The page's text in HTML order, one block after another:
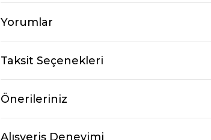
Yorumlar
Taksit Seçenekleri
Önerileriniz
Alışveriş Deneyimi